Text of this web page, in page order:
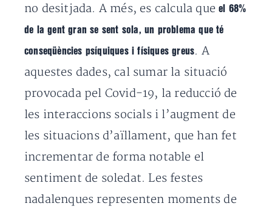
no desitjada. A més, es calcula queel 68%
de la gent gran se sent sola, un problema que té
conseqüències psíquiques i físiques greus. A
aquestes dades, cal sumar la situació
provocada pel Covid-19, la reducció de
les interaccions socials i l’augment de
les situacions d’aïllament, que han fet
incrementar de forma notable el
sentiment de soledat. Les festes
nadalenques representen moments de